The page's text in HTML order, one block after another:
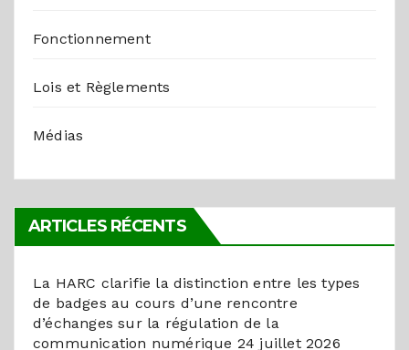
Fonctionnement
Lois et Règlements
Médias
ARTICLES RÉCENTS
La HARC clarifie la distinction entre les types
de badges au cours d’une rencontre
d’échanges sur la régulation de la
communication numérique 24 juillet 2026